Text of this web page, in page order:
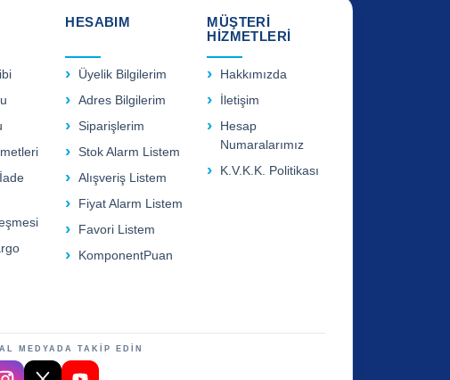
HESABIM
Üyelik Bilgilerim
Adres Bilgilerim
Siparişlerim
Stok Alarm Listem
Alışveriş Listem
Fiyat Alarm Listem
Favori Listem
KomponentPuan
MÜŞTERİ
HİZMETLERİ
Hakkımızda
İletişim
Hesap
Numaralarımız
K.V.K.K. Politikası
MEDYADA TAKİP EDİN